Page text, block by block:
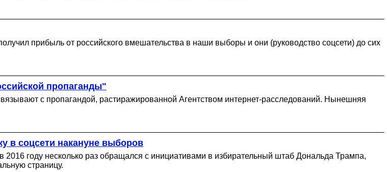
прибыль от российского вмешательства в наши выборы и они (руководство соцсети) до сих
пропаганды"
с пропагандой, растиражированной Агентством интернет-расследований. Нынешняя
в cоцсети накануне выборов
году несколько раз обращался с инициативами в избирательный штаб Дональда Трампа,
страницу.